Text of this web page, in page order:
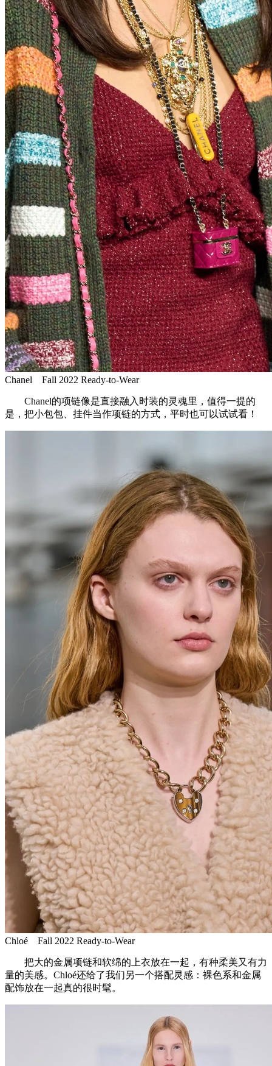
Chanel Fall 2022 Ready-to-Wear
Chanel的项链像是直接融入时装的灵魂里，值得一提的
是，把小包包、挂件当作项链的方式，平时也可以试试看！
Chloé Fall 2022 Ready-to-Wear
把大的金属项链和软绵的上衣放在一起，有种柔美又有力
量的美感。Chloé还给了我们另一个搭配灵感：裸色系和金属
配饰放在一起真的很时髦。